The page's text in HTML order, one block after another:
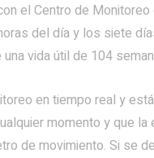
el Centro de
del día y los siete
vida útil de 104
en tiempo real y
momento y que
de movimiento. Si se